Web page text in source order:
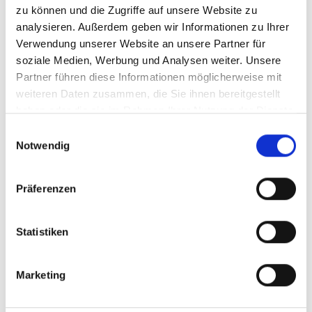
zu können und die Zugriffe auf unsere Website zu
analysieren. Außerdem geben wir Informationen zu Ihrer
Verwendung unserer Website an unsere Partner für
soziale Medien, Werbung und Analysen weiter. Unsere
Partner führen diese Informationen möglicherweise mit
weiteren Daten zusammen, die Sie ihnen bereitgestellt
haben oder die sie im Rahmen Ihrer Nutzung der Dienste
Notwendig
Präferenzen
Statistiken
Marketing
10963 Berlin
Kontaktformular
Videos zum Projekt
Diese Inhalte können nicht angezeigt werden, da die
hier
, um die Cookies zu akzeptieren und das Video